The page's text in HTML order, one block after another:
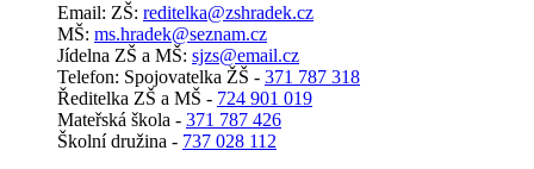
Email: ZŠ: reditelka@zshradek.cz
MŠ: ms.hra­dek@se­znam.cz
Jí­del­na ZŠ a MŠ: sjzs@​email.​cz
Telefon: Spojovatelka ŽŠ - 371 787 318
Ředitelka ZŠ a MŠ - 724 901 019
Mateřská škola - 371 787 426
Školní družina - 737 028 112